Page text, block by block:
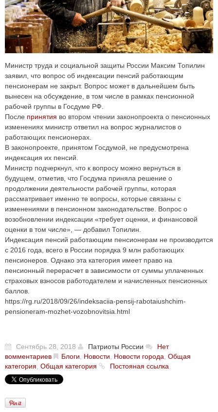
Министр труда и социальной защиты России Максим Топилин
заявил, что вопрос об индексации пенсий работающим
пенсионерам не закрыт. Вопрос может в дальнейшем быть
вынесен на обсуждение, в том числе в рамках пенсионной
рабочей группы в Госдуме РФ.
После принятия во втором чтении законопроекта о пенсионных
изменениях министр ответил на вопрос журналистов о
работающих пенсионерах.
В законопроекте, принятом Госдумой, не предусмотрена
индексация их пенсий.
Министр подчеркнул, что к вопросу можно вернуться в
будущем, отметив, что Госдума приняла решение о
продолжении деятельности рабочей группы, которая
рассматривает именно те вопросы, которые связаны с
изменениями в пенсионном законодательстве. Вопрос о
возобновлении индексации «требует оценки, и финансовой
оценки в том числе», — добавил Топилин.
Индексация пенсий работающим пенсионерам не производится
с 2016 года, всего в России порядка 9 млн работающих
пенсионеров. Однако эта категория имеет право на
пенсионный перерасчет в зависимости от суммы уплаченных
страховых взносов работодателем и начисленных пенсионных
баллов.
https://rg.ru/2018/09/26/indeksaciia-pensij-rabotaiushchim-
pensioneram-mozhet-vozobnovitsia.html
Сентябрь 28, 2018 Патриоты России
Нет
вомментариев
Блоги Новости Новости города Общая
категория Общая категория Постояная ссылка